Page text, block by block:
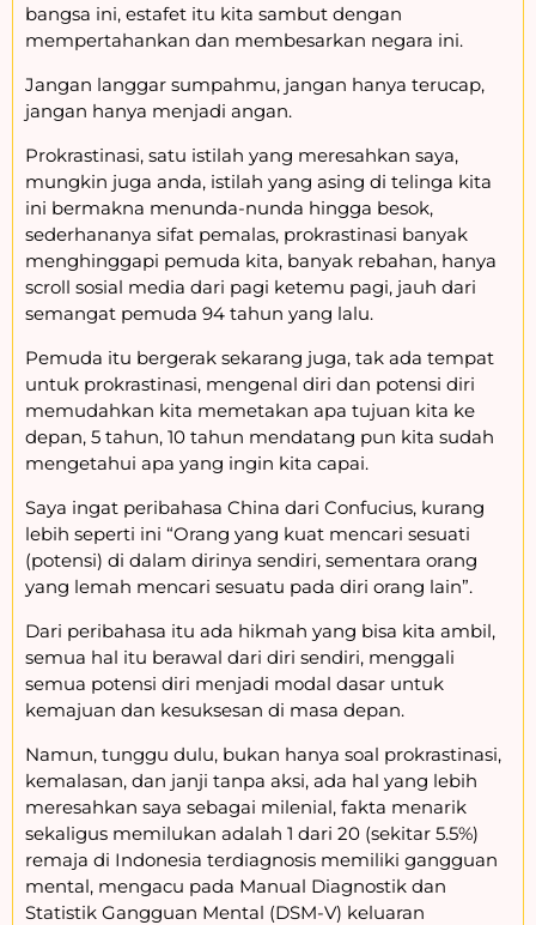
bangsa ini, estafet itu kita sambut dengan
mempertahankan dan membesarkan negara ini.
Jangan langgar sumpahmu, jangan hanya terucap,
jangan hanya menjadi angan.
Prokrastinasi, satu istilah yang meresahkan saya,
mungkin juga anda, istilah yang asing di telinga kita
ini bermakna menunda-nunda hingga besok,
sederhananya sifat pemalas, prokrastinasi banyak
menghinggapi pemuda kita, banyak rebahan, hanya
scroll sosial media dari pagi ketemu pagi, jauh dari
semangat pemuda 94 tahun yang lalu.
Pemuda itu bergerak sekarang juga, tak ada tempat
untuk prokrastinasi, mengenal diri dan potensi diri
memudahkan kita memetakan apa tujuan kita ke
depan, 5 tahun, 10 tahun mendatang pun kita sudah
mengetahui apa yang ingin kita capai.
Saya ingat peribahasa China dari Confucius, kurang
lebih seperti ini “Orang yang kuat mencari sesuati
(potensi) di dalam dirinya sendiri, sementara orang
yang lemah mencari sesuatu pada diri orang lain”.
Dari peribahasa itu ada hikmah yang bisa kita ambil,
semua hal itu berawal dari diri sendiri, menggali
semua potensi diri menjadi modal dasar untuk
kemajuan dan kesuksesan di masa depan.
Namun, tunggu dulu, bukan hanya soal prokrastinasi,
kemalasan, dan janji tanpa aksi, ada hal yang lebih
meresahkan saya sebagai milenial, fakta menarik
sekaligus memilukan adalah 1 dari 20 (sekitar 5.5%)
remaja di Indonesia terdiagnosis memiliki gangguan
mental, mengacu pada Manual Diagnostik dan
Statistik Gangguan Mental (DSM-V) keluaran